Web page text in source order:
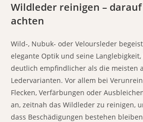
Wildleder reinigen – darauf
achten
Wild-, Nubuk- oder Veloursleder
elegante Optik und seine
deutlich empfindlicher als die meisten
Ledervarianten. Vor allem bei
Flecken, Verfärbungen oder
an, zeitnah das Wildleder zu reinigen,
dass Beschädigungen bestehen